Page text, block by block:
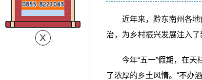
近年来，黔东南州各地创
治，为乡村振兴发展注入了
今年“五一”假期，在天柱
了浓厚的乡土风情。“不办